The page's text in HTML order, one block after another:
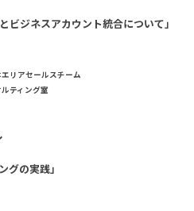
ジネスアカウント統合について」
リアセールスチーム
ティング室
グの実践」